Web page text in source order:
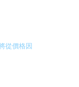
從價格因